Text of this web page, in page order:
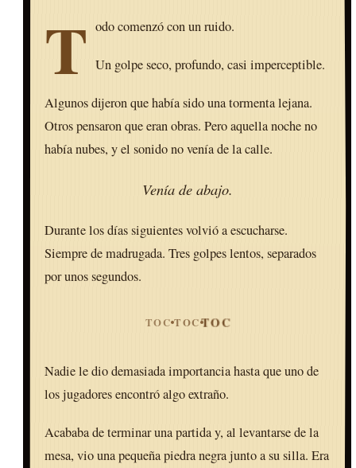
T odo comenzó con un ruido.
Un golpe seco, profundo, casi imperceptible.
Algunos dijeron que había sido una tormenta lejana.
Otros pensaron que eran obras. Pero aquella noche no
había nubes, y el sonido no venía de la calle.
Venía de abajo.
Durante los días siguientes volvió a escucharse.
Siempre de madrugada. Tres golpes lentos, separados
por unos segundos.
TOC TOC TOC
Nadie le dio demasiada importancia hasta que uno de
los jugadores encontró algo extraño.
Acababa de terminar una partida y, al levantarse de la
mesa, vio una pequeña piedra negra junto a su silla. Era